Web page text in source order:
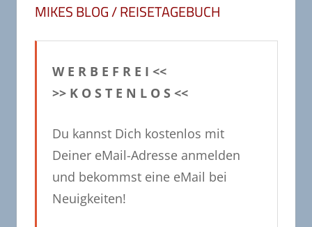
MIKES BLOG / REISETAGEBUCH
W E R B E F R E I <<
>> K O S T E N L O S <<
Du kannst Dich kostenlos mit
Deiner eMail-Adresse anmelden
und bekommst eine eMail bei
Neuigkeiten!